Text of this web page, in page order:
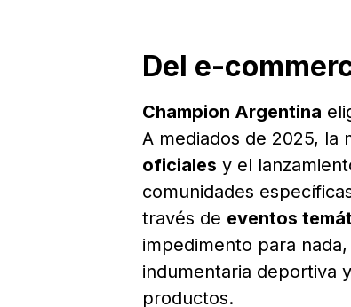
Del e-
Champion Argentina
A mediados de 2025, la
oficiales y el
comunidades
través de eventos
impedimento para
indumentaria deportiva y
productos.